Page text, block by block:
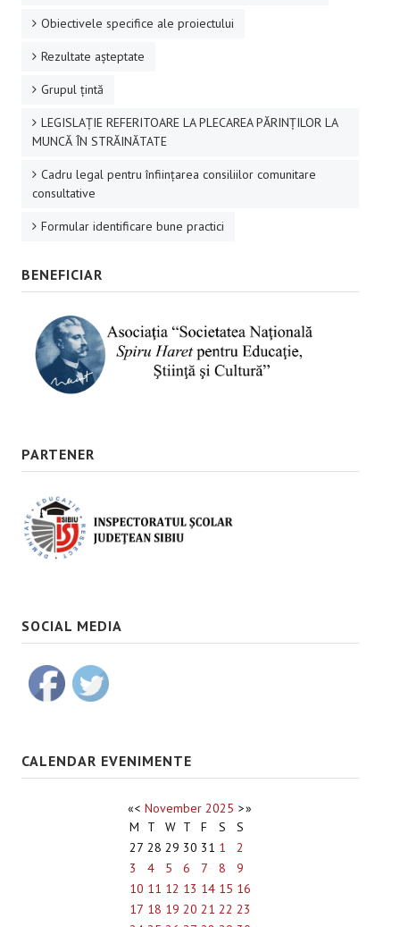
Obiectivele specifice ale proiectului
Rezultate aşteptate
Grupul ţintă
LEGISLAȚIE REFERITOARE LA PLECAREA PĂRINȚILOR LA
MUNCĂ ÎN STRĂINĂTATE
Cadru legal pentru înființarea consiliilor comunitare
consultative
Formular identificare bune practici
BENEFICIAR
PARTENER
SOCIAL MEDIA
CALENDAR EVENIMENTE
«< November 2025 >»
M
T W T F S
S
27 28 29 30 31 1
2
3
4 5 6 7 8
9
10 11 12 13 14 15 16
17 18 19 20 21 22 23